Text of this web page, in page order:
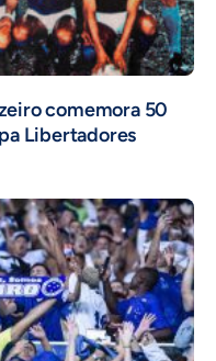
comemora 50
Libertadores